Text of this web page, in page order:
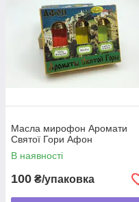
Масла мирофон Аромати
Святої Гори Афон
В наявності
100 ₴/упаковка